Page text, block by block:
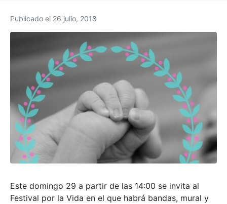
Publicado el 26 julio, 2018
Este domingo 29 a partir de las 14:00 se invita al
Festival por la Vida en el que habrá bandas, mural y